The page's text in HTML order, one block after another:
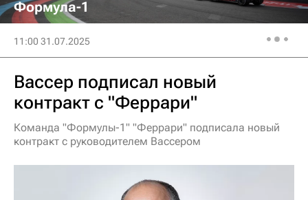
Формула-1
11:00 31.07.2025
Вассер подписал новый
контракт с "Феррари"
Команда "Формулы-1" "Феррари" подписала новый
контракт с руководителем Вассером